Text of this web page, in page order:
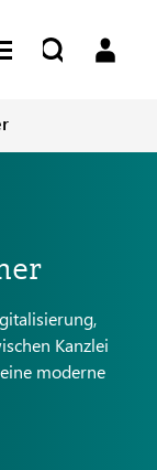
Kanzlei
moderne